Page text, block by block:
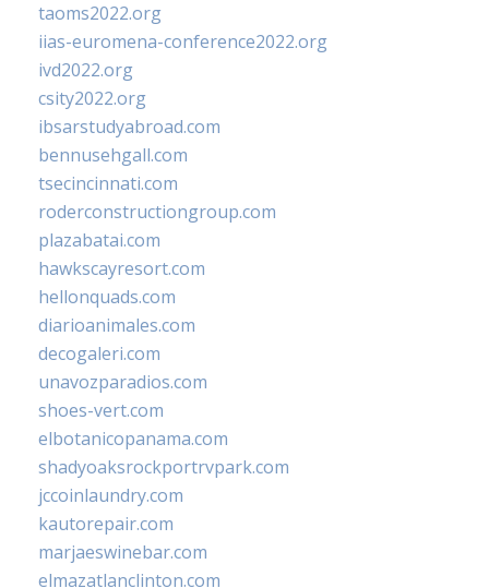
taoms2022.org
iias-euromena-conference2022.org
ivd2022.org
csity2022.org
ibsarstudyabroad.com
bennusehgall.com
tsecincinnati.com
roderconstructiongroup.com
plazabatai.com
hawkscayresort.com
hellonquads.com
diarioanimales.com
decogaleri.com
unavozparadios.com
shoes-vert.com
elbotanicopanama.com
shadyoaksrockportrvpark.com
jccoinlaundry.com
kautorepair.com
marjaeswinebar.com
elmazatlanclinton.com